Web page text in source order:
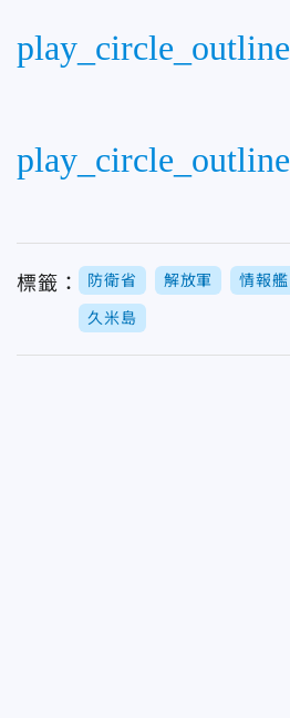
play_circle_outline
play_circle_outline
標籤： 防衛省 解放軍 情報艦
久米島